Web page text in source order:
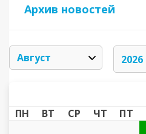
Архив новостей
ПН ВТ СР ЧТ ПТ